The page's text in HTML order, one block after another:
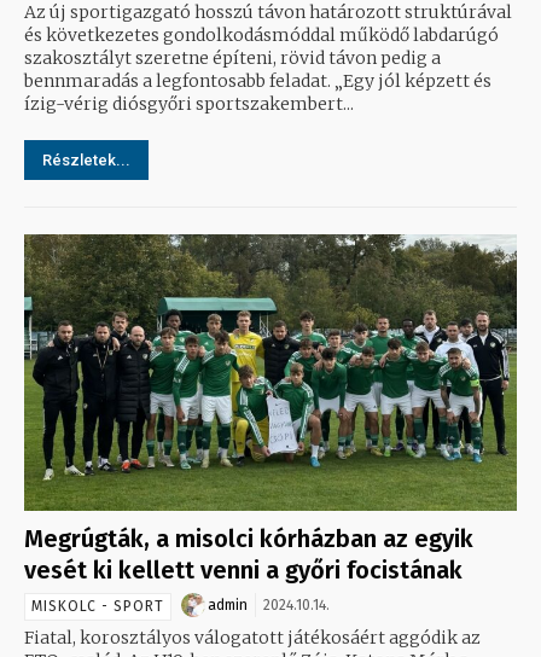
Az új sportigazgató hosszú távon határozott struktúrával
és következetes gondolkodásmóddal működő labdarúgó
szakosztályt szeretne építeni, rövid távon pedig a
bennmaradás a legfontosabb feladat. „Egy jól képzett és
ízig-vérig diósgyőri sportszakembert...
Részletek...
Megrúgták, a misolci kórházban az egyik
vesét ki kellett venni a győri focistának
MISKOLC - SPORT admin 2024.10.14.
Fiatal, korosztályos válogatott játékosáért aggódik az